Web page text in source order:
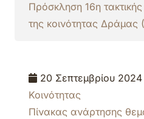
Πρόσκληση 16η
της κοινότητας Δράμας
20 Σεπτεμβρίου 2024
Κοινότητας
Πίνακας ανάρτησης